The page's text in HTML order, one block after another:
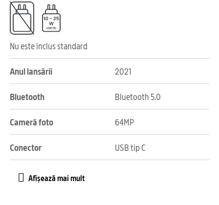
Nu este inclus standard
Anul lansării 2021
Bluetooth Bluetooth 5.0
Cameră foto 64MP
Conector USB tip C